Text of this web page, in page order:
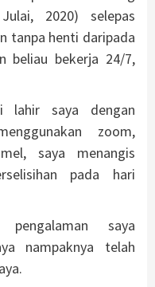
2020) selepas
tanpa henti daripada
beliau bekerja 24/7,
lahir saya dengan
zoom,
saya menangis
pada hari
saya
nampaknya telah